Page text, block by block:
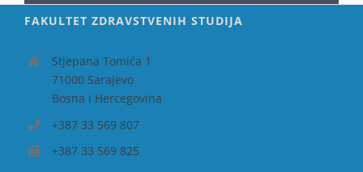
FAKULTET ZDRAVSTVENIH STUDIJA
Stjepana Tomića 1
71000 Sarajevo
Bosna i Hercegovina
+387 33 569 807
+387 33 569 825